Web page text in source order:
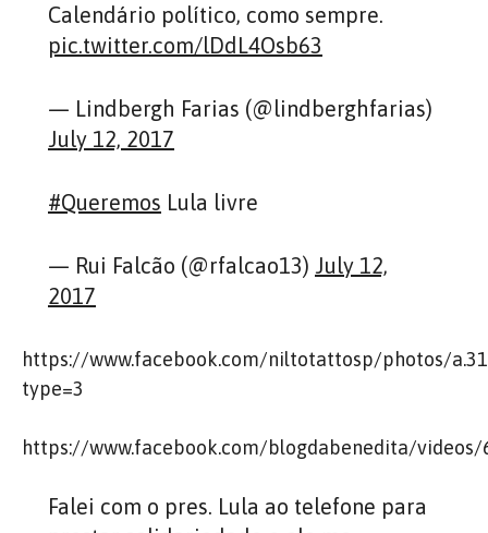
Calendário político, como sempre.
pic.twitter.com/lDdL4Osb63
— Lindbergh Farias (@lindberghfarias)
July 12, 2017
#Queremos Lula livre
— Rui Falcão (@rfalcao13) July 12,
2017
https://www.facebook.com/niltotattosp/photos/
type=3
https://www.facebook.com/blogdabenedita/videos/
Falei com o pres. Lula ao telefone para